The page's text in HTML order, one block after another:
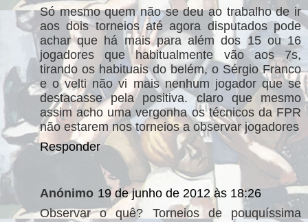
Só mesmo quem não se deu ao trabalho de ir
aos dois torneios até agora disputados pode
achar que há mais para além dos 15 ou 16
jogadores que habitualmente vão aos 7s,
tirando os habituais do belém, o Sérgio Franco
e o velti não vi mais nenhum jogador que se
destacasse pela positiva. claro que mesmo
assim acho uma vergonha os técnicos da FPR
não estarem nos torneios a observar jogadores
Responder
Anónimo 19 de junho de 2012 às 18:26
Observar o quê? Torneios de pouquíssima